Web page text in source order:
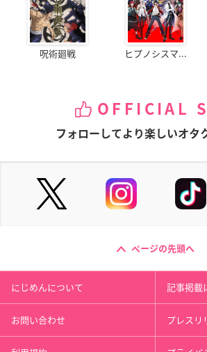
呪術廻戦 ヒプノシスマ...
OFFICIAL
フォローしてより楽しいオタ
ページの先頭へ
にじめんについて 記事掲載
お問い合わせ プレスリ